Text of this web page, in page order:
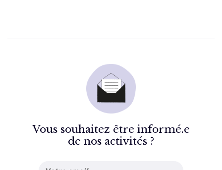
Vous souhaitez être informé.e
de nos activités ?